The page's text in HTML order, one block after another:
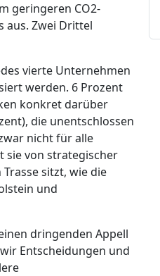
geringeren CO2-
aus. Zwei Drittel
vierte Unternehmen
werden. 6 Prozent
konkret darüber
die unentschlossen
nicht für alle
sie von strategischer
sitzt, wie die
und
dringenden Appell
Entscheidungen und